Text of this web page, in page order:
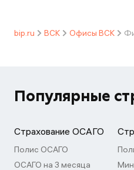
bip.ru ВСК Офисы ВСК
Популярные
Страхование ОСАГО
Полис ОСАГО
ОСАГО на 3 месяца